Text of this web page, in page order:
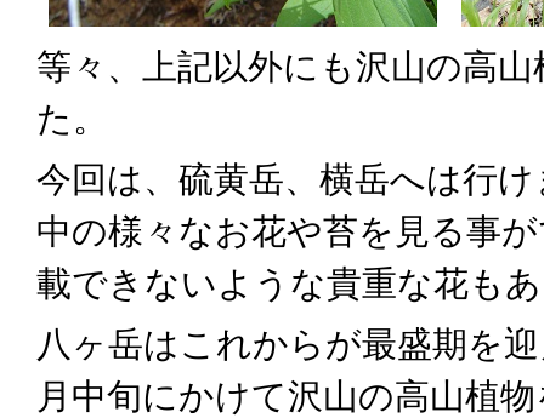
等々、上記以外にも沢山の高
た。
今回は、硫黄岳、横岳へは行
中の様々なお花や苔を見る事
載できないような貴重な花も
八ヶ岳はこれからが最盛期を
月中旬にかけて沢山の高山植